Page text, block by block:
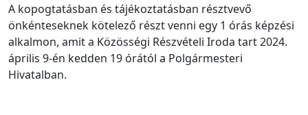
A kopogtatásban és tájékoztatásban résztvevő
önkénteseknek kötelező részt venni egy 1 órás képzési
alkalmon, amit a Közösségi Részvételi Iroda tart 2024.
április 9-én kedden 19 órától a Polgármesteri
Hivatalban.